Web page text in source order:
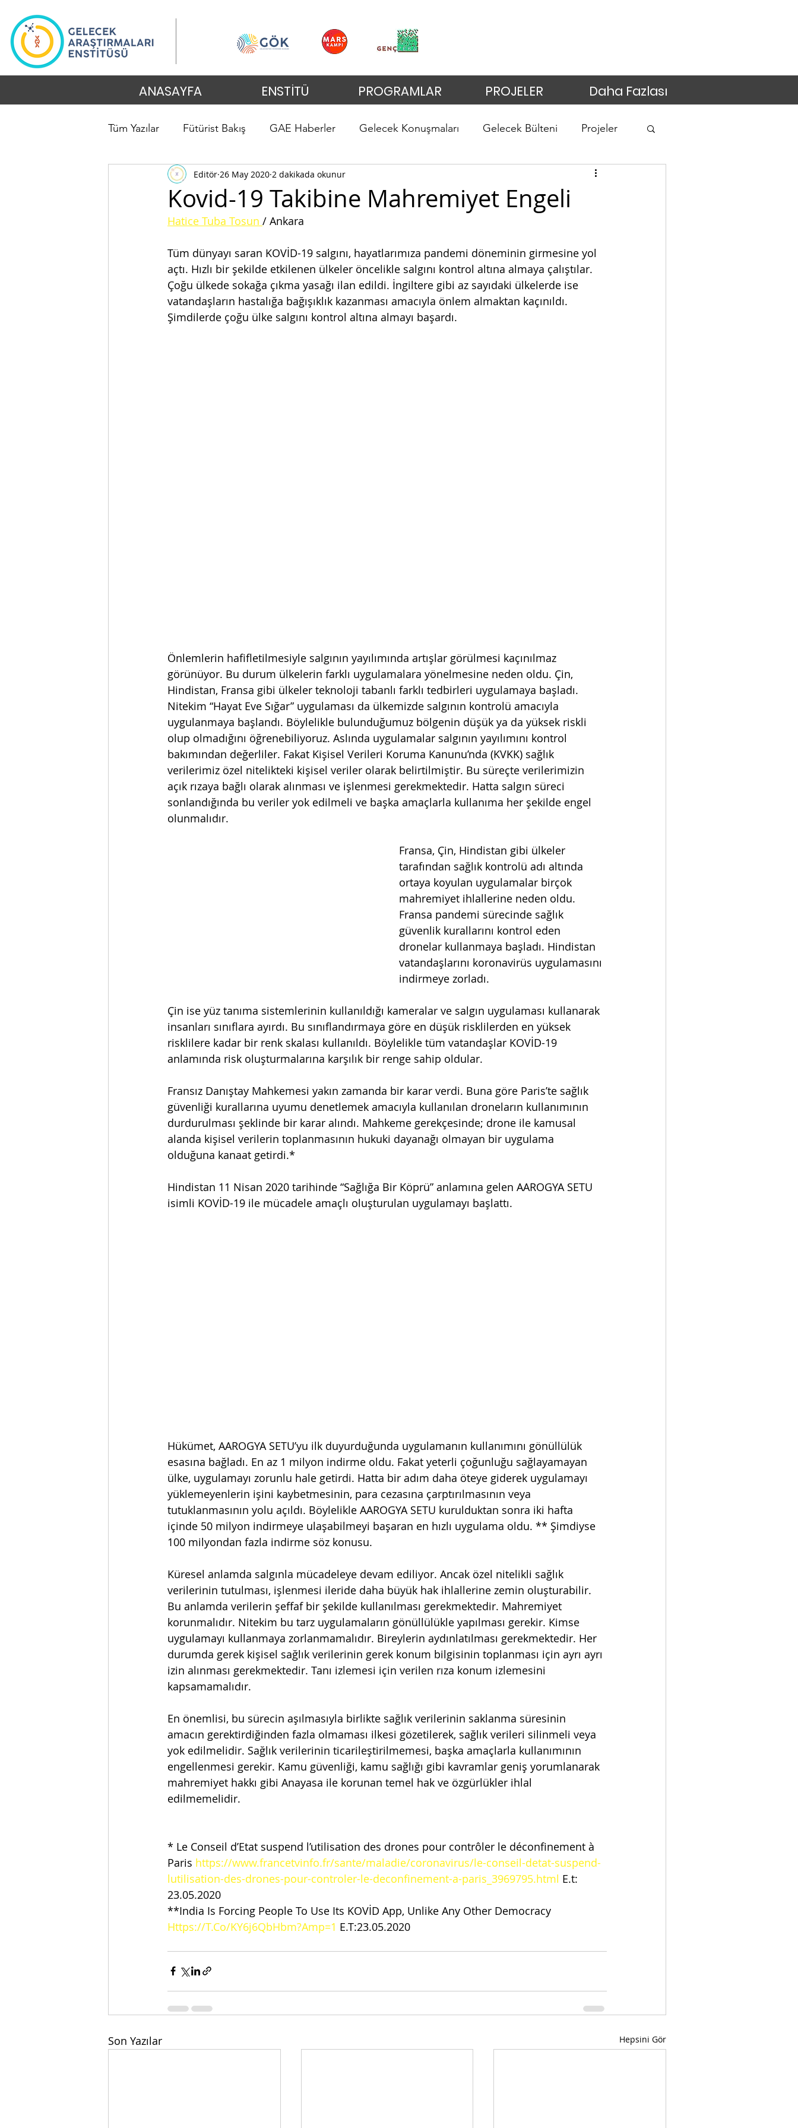
ANASAYFA ENSTİTÜ PROGRAMLAR PROJELER Daha Fazlası
Tüm Yazılar Fütürist Bakış GAE Haberler Gelecek Konuşmaları Gelecek Bülteni Projeler
Kovid-19 Takibine Mahremiyet Engeli
Editör 26 May 2020 2 dakikada okunur
Hatice Tuba Tosun / Ankara
Tüm dünyayı saran KOVİD-19 salgını, hayatlarımıza pandemi döneminin girmesine yol
açtı. Hızlı bir şekilde etkilenen ülkeler öncelikle salgını kontrol altına almaya çalıştılar.
Çoğu ülkede sokağa çıkma yasağı ilan edildi. İngiltere gibi az sayıdaki ülkelerde ise
vatandaşların hastalığa bağışıklık kazanması amacıyla önlem almaktan kaçınıldı.
Şimdilerde çoğu ülke salgını kontrol altına almayı başardı.
Önlemlerin hafifletilmesiyle salgının yayılımında artışlar görülmesi kaçınılmaz
görünüyor. Bu durum ülkelerin farklı uygulamalara yönelmesine neden oldu. Çin,
Hindistan, Fransa gibi ülkeler teknoloji tabanlı farklı tedbirleri uygulamaya başladı.
Nitekim “Hayat Eve Sığar” uygulaması da ülkemizde salgının kontrolü amacıyla
uygulanmaya başlandı. Böylelikle bulunduğumuz bölgenin düşük ya da yüksek riskli
olup olmadığını öğrenebiliyoruz. Aslında uygulamalar salgının yayılımını kontrol
bakımından değerliler. Fakat Kişisel Verileri Koruma Kanunu’nda (KVKK) sağlık
verilerimiz özel nitelikteki kişisel veriler olarak belirtilmiştir. Bu süreçte verilerimizin
açık rızaya bağlı olarak alınması ve işlenmesi gerekmektedir. Hatta salgın süreci
sonlandığında bu veriler yok edilmeli ve başka amaçlarla kullanıma her şekilde engel
olunmalıdır.
Fransa, Çin, Hindistan gibi ülkeler
tarafından sağlık kontrolü adı altında
ortaya koyulan uygulamalar birçok
mahremiyet ihlallerine neden oldu.
Fransa pandemi sürecinde sağlık
güvenlik kurallarını kontrol eden
dronelar kullanmaya başladı. Hindistan
vatandaşlarını koronavirüs uygulamasını
indirmeye zorladı.
Çin ise yüz tanıma sistemlerinin kullanıldığı kameralar ve salgın uygulaması kullanarak
insanları sınıflara ayırdı. Bu sınıflandırmaya göre en düşük risklilerden en yüksek
risklilere kadar bir renk skalası kullanıldı. Böylelikle tüm vatandaşlar KOVİD-19
anlamında risk oluşturmalarına karşılık bir renge sahip oldular.
Fransız Danıştay Mahkemesi yakın zamanda bir karar verdi. Buna göre Paris’te sağlık
güvenliği kurallarına uyumu denetlemek amacıyla kullanılan droneların kullanımının
durdurulması şeklinde bir karar alındı. Mahkeme gerekçesinde; drone ile kamusal
alanda kişisel verilerin toplanmasının hukuki dayanağı olmayan bir uygulama
olduğuna kanaat getirdi.*
Hindistan 11 Nisan 2020 tarihinde “Sağlığa Bir Köprü” anlamına gelen AAROGYA SETU
isimli KOVİD-19 ile mücadele amaçlı oluşturulan uygulamayı başlattı.
Hükümet, AAROGYA SETU’yu ilk duyurduğunda uygulamanın kullanımını gönüllülük
esasına bağladı. En az 1 milyon indirme oldu. Fakat yeterli çoğunluğu sağlayamayan
ülke, uygulamayı zorunlu hale getirdi. Hatta bir adım daha öteye giderek uygulamayı
yüklemeyenlerin işini kaybetmesinin, para cezasına çarptırılmasının veya
tutuklanmasının yolu açıldı. Böylelikle AAROGYA SETU kurulduktan sonra iki hafta
içinde 50 milyon indirmeye ulaşabilmeyi başaran en hızlı uygulama oldu. ** Şimdiyse
100 milyondan fazla indirme söz konusu.
Küresel anlamda salgınla mücadeleye devam ediliyor. Ancak özel nitelikli sağlık
verilerinin tutulması, işlenmesi ileride daha büyük hak ihlallerine zemin oluşturabilir.
Bu anlamda verilerin şeffaf bir şekilde kullanılması gerekmektedir. Mahremiyet
korunmalıdır. Nitekim bu tarz uygulamaların gönüllülükle yapılması gerekir. Kimse
uygulamayı kullanmaya zorlanmamalıdır. Bireylerin aydınlatılması gerekmektedir. Her
durumda gerek kişisel sağlık verilerinin gerek konum bilgisinin toplanması için ayrı ayrı
izin alınması gerekmektedir. Tanı izlemesi için verilen rıza konum izlemesini
kapsamamalıdır.
En önemlisi, bu sürecin aşılmasıyla birlikte sağlık verilerinin saklanma süresinin
amacın gerektirdiğinden fazla olmaması ilkesi gözetilerek, sağlık verileri silinmeli veya
yok edilmelidir. Sağlık verilerinin ticarileştirilmemesi, başka amaçlarla kullanımının
engellenmesi gerekir. Kamu güvenliği, kamu sağlığı gibi kavramlar geniş yorumlanarak
mahremiyet hakkı gibi Anayasa ile korunan temel hak ve özgürlükler ihlal
edilmemelidir.
* Le Conseil d’Etat suspend l’utilisation des drones pour contrôler le déconfinement à
Paris https://www.francetvinfo.fr/sante/maladie/coronavirus/le-conseil-detat-suspend-
lutilisation-des-drones-pour-controler-le-deconfinement-a-paris_3969795.html E.t:
23.05.2020
**India Is Forcing People To Use Its KOVİD App, Unlike Any Other Democracy
Https://T.Co/KY6j6QbHbm?Amp=1 E.T:23.05.2020
Son Yazılar Hepsini Gör